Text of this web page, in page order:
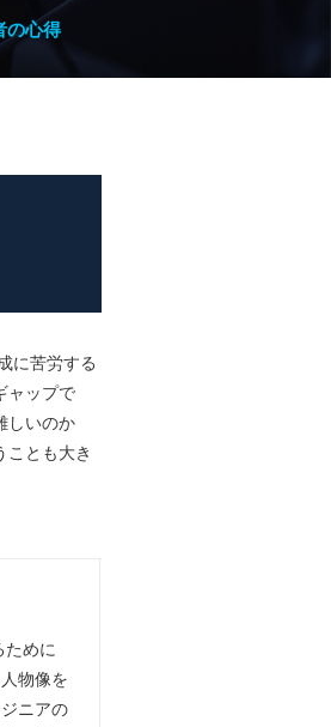
の心得
に苦労する
ャップで
しいのか
ことも大き
ために
物像を
ニアの